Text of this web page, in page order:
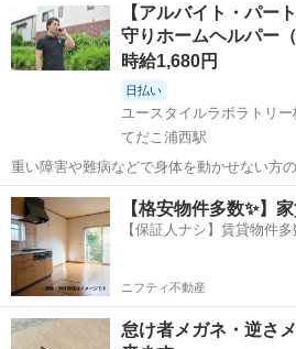
ら是非どうぞ！ ※引き渡しは8/24
【アルバイト・パー
守りホームヘルパー
時給1,680円
日払い
ユースタイルラボラトリ
てだこ浦西駅
重い障害や難病などで身体を動かせない方
守りケアを行うお仕事です。もちろん直行直帰OK。 【
問介護（夜勤） 【仕事内容】 主なお仕事は高齢者・障がいのある方の
就寝時の見守りがメインのお...
沖縄 中頭郡 てだこ浦西駅 介護
【格安物件多数✨】
【保証人ナシ】賃貸物件多
ニフティ不動産
怠け者メガネ・逆さ